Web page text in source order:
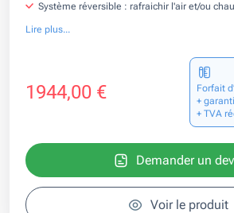
Système réversible : rafraichir l'air et/ou
Lire plus...
1944,00 €
Forfait
+
+ TVA
Demander un
Voir le produit